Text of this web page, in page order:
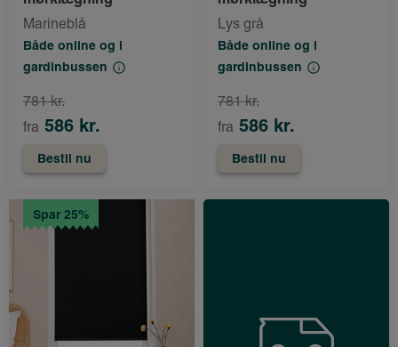
Marineblå
Både online og i
gardinbussen
fra 586 kr.
781 kr.
Bestil nu
Lys grå
Både online og i
gardinbussen
fra 586 kr.
781 kr.
Bestil nu
Spar 25%